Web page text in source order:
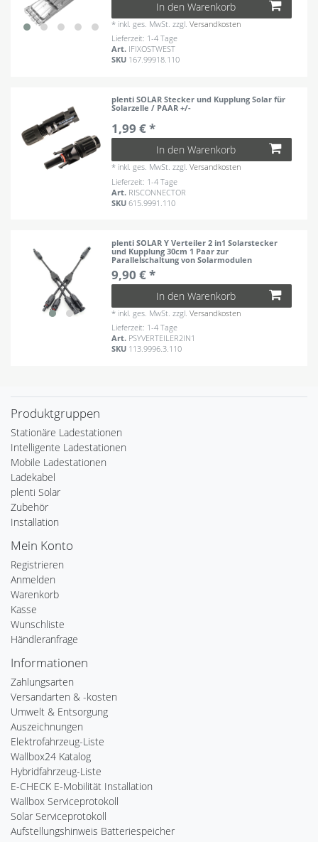
In den Warenkorb
* inkl. ges. MwSt. zzgl.Versandkosten
Lieferzeit: 1-4 Tage
Art. IFIXOSTWEST
SKU 167.99918.110
plenti SOLAR Stecker und Kupplung Solar für
Solarzelle / PAAR +/-
1,99 € *
In den Warenkorb
* inkl. ges. MwSt. zzgl.Versandkosten
Lieferzeit: 1-4 Tage
Art. RISCONNECTOR
SKU615.9991.110
plenti SOLAR Y Verteiler 2 in1 Solarstecker
und Kupplung 30cm 1 Paar zur
Parallelschaltung von Solarmodulen
9,90 € *
In den Warenkorb
* inkl. ges. MwSt. zzgl.Versandkosten
Lieferzeit: 1-4 Tage
Art. PSYVERTEILER2IN1
SKU 113.9996.3.110
Produktgruppen
Stationäre Ladestationen
Intelligente Ladestationen
Mobile Ladestationen
Ladekabel
plenti Solar
Zubehör
Installation
Mein Konto
Registrieren
Anmelden
Warenkorb
Kasse
Wunschliste
Händleranfrage
Informationen
Zahlungsarten
Versandarten & -kosten
Umwelt & Entsorgung
Auszeichnungen
Elektrofahrzeug-Liste
Wallbox24 Katalog
Hybridfahrzeug-Liste
E-CHECK E-Mobilität Installation
Wallbox Serviceprotokoll
Solar Serviceprotokoll
Aufstellungshinweis Batteriespeicher